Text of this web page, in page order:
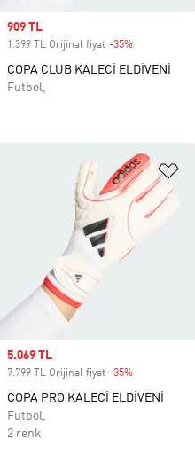
Sale price
909 TL
1.399 TL Orijinal fiyat -35%
COPA CLUB KALECİ ELDİVENİ
Futbol,
Sale price
5.069 TL
7.799 TL Orijinal fiyat -35%
COPA PRO KALECİ ELDİVENİ
Futbol,
2 renk